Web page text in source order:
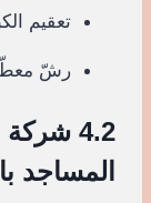
تعقيم
رشّ
4.2
المساجد